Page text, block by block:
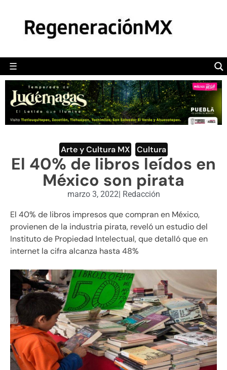
☰
POLÍTICA
CAMALEÓN
OPINIÓN
DEPORTES
ENGLISH SECTION
VIDEOS
Arte y Cultura MX Cultura
El 40% de libros leídos en
México son pirata
marzo 3, 2022| Redacción
El 40% de libros impresos que compran en México,
provienen de la industria pirata, reveló un estudio del
Instituto de Propiedad Intelectual, que detalló que en
internet la cifra alcanza hasta 48%